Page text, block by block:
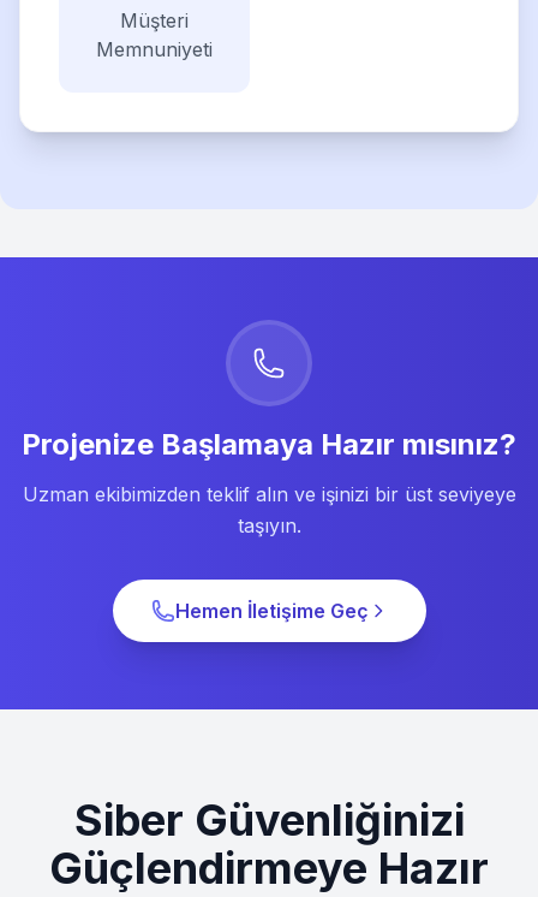
Müşteri
Memnuniyeti
Projenize Başlamaya Hazır mısınız?
Uzman ekibimizden teklif alın ve işinizi bir üst seviyeye
taşıyın.
Hemen İletişime Geç
Siber Güvenliğinizi
Güçlendirmeye Hazır